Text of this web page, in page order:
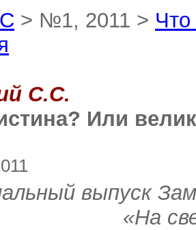
> №1, 2011 > Что
С.С.
Или
выпуск
«На